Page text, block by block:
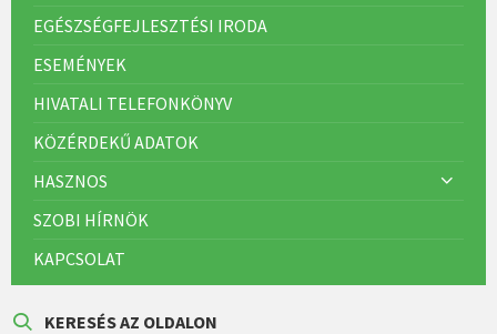
EGÉSZSÉGFEJLESZTÉSI IRODA
ESEMÉNYEK
HIVATALI TELEFONKÖNYV
KÖZÉRDEKŰ ADATOK
HASZNOS
SZOBI HÍRNÖK
KAPCSOLAT
KERESÉS AZ OLDALON